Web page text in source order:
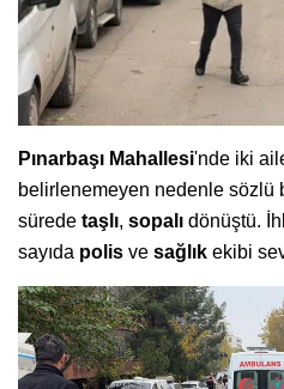
Pınarbaşı Mahallesi'nde iki
belirlenemeyen nedenle sözlü
sürede taşlı, sopalı dönüştü.
sayıda polis ve sağlık ekibi